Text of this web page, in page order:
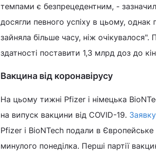
темпами є безпрецедентним, -
досягли певного успіху в цьому,
зайняла більше часу, ніж
здатності поставити 1,3 млрд доз до
Вакцина від коронавірусу
На цьому тижні Pfizer і німецька
на випуск вакцини від COVID-19.
Pfizer і BioNTech подали в Європейське
минулого понеділка. Перші партії